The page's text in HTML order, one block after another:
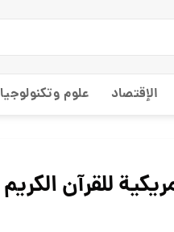
الإقتصاد علوم وتكنولوجيا
للقرآن الكريم